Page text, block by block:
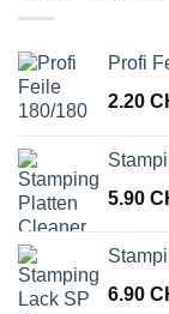
Profi
2.20
5.90
6.90